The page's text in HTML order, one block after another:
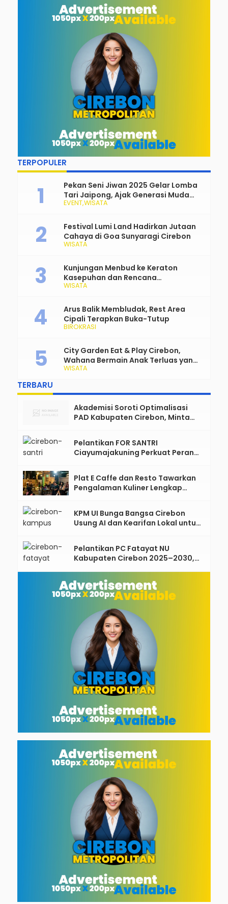
Auladi Preschool
Cirebon
Kabupaten Cirebon
Gelar Beragam
Lomba
TERPOPULER
EVENTWISATA
Pekan Seni Jiwan 2025 Gelar Lomba
Tari Jaipong, Ajak Generasi Muda
Rayakan dan Lestarikan Budaya
WISATA
Festival Lumi Land Hadirkan Jutaan
Cahaya di Goa Sunyaragi Cirebon
WISATA
Kunjungan Menbud ke Keraton
Kasepuhan dan Rencana
Transformasi Gedung Kesenian Nyi
Budaya
BIROKRASI
Arus Balik Membludak, Rest Area
Cipali Terapkan Buka-Tutup
WISATA
City Garden Eat & Play Cirebon,
Wahana Bermain Anak Terluas yang
Siap Jadi Favorit Keluarga
TERBARU
Akademisi Soroti Optimalisasi
PAD Kabupaten Cirebon, Minta
Sekadar Wacana
Pelantikan FOR SANTRI
Ciayumajakuning Perkuat Peran
Ekonomi Umat
Plat E Caffe dan Resto Tawarkan
Pengalaman Kuliner Lengkap
KPM UI Bunga Bangsa Cirebon
Usung AI dan Kearifan Lokal untuk
Mahasiswa Diterjunkan ke 33
Desa
Pelantikan PC Fatayat NU
Kabupaten Cirebon 2025–2030,
Perempuan Berbasis Nilai dan
Siap Hadapi Tantangan Digital